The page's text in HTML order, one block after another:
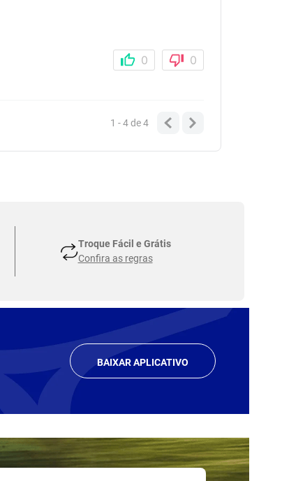
0 0
1 - 4de4
Troque Fácil e Grátis
Confira as regras
BAIXAR APLICATIVO